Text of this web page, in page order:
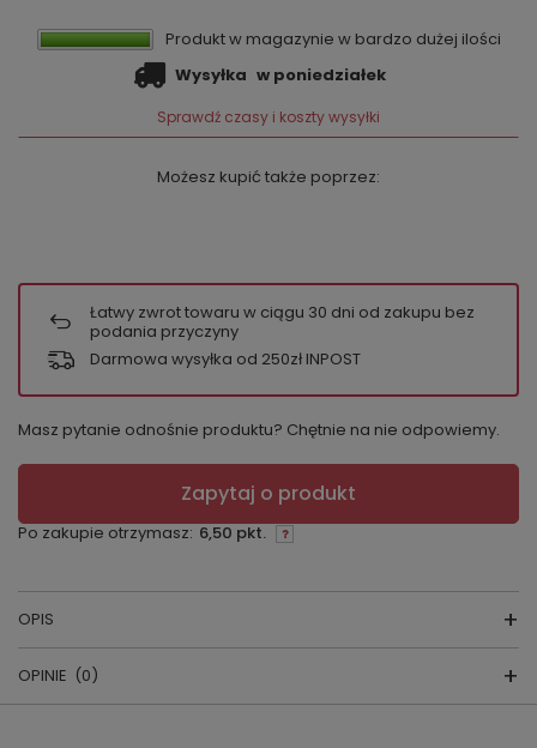
Produkt w magazynie w bardzo dużej ilości
Wysyłka w poniedziałek
Sprawdź czasy i koszty wysyłki
Możesz kupić także poprzez:
Łatwy zwrot towaru w ciągu 30 dni od zakupu bez
podania przyczyny
Darmowa wysyłka od 250zł INPOST
Masz pytanie odnośnie produktu? Chętnie na nie odpowiemy.
Zapytaj o produkt
Po zakupie otrzymasz: 6,50 pkt.
OPIS
Balerinki damskie
OPINIE (0)